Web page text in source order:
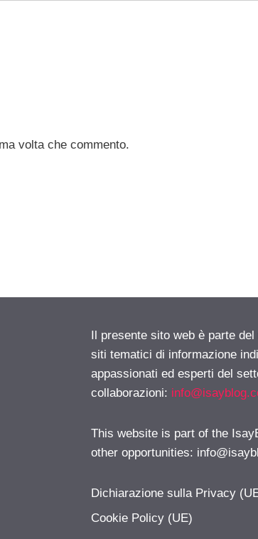
volta che commento.
Il presente sito web è parte
siti tematici di informazione
appassionati ed esperti del
collaborazioni:
This website is part of the
other opportunities:
Dichiarazione sulla Privacy
Cookie Policy (UE)